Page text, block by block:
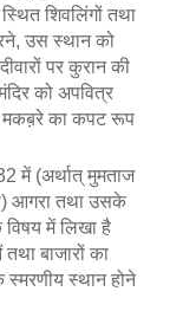
शिवलिंगों तथा
उस स्थान को
पर कुरान की
को अपवित्र
मकब़रे का कपट रूप
में (अर्थात् मुमताज
आगरा तथा उसके
में लिखा है
बाजारों का
स्थान होने